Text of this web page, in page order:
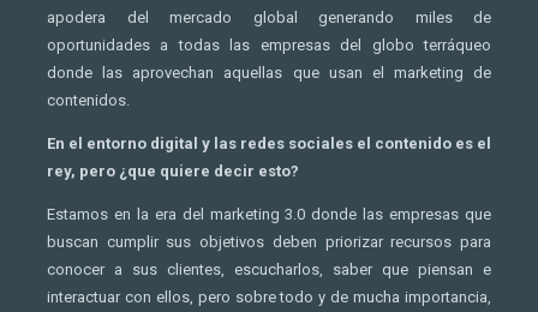
apodera del mercado global generando miles de
oportunidades a todas las empresas del globo terráqueo
donde las aprovechan aquellas que usan el marketing de
contenidos.
En el entorno digital y las redes sociales el contenido es el
rey, pero ¿que quiere decir esto?
Estamos en la era del marketing 3.0 donde las empresas que
buscan cumplir sus objetivos deben priorizar recursos para
conocer a sus clientes, escucharlos, saber que piensan e
interactuar con ellos, pero sobre todo y de mucha importancia,